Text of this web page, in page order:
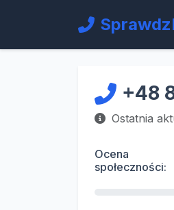
+48
Ostatnia
Ocena
społeczności: